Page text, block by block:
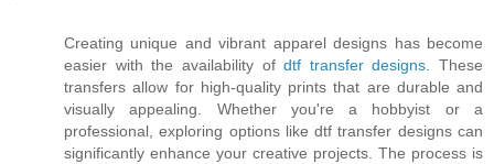
Creating unique and vibrant apparel designs has become
easier with the availability ofdtf transfer designs . These
transfers allow for high-quality prints that are durable and
visually appealing. Whether you're a hobbyist or a
professional, exploring options like dtf transfer designs can
significantly enhance your creative projects. The process is